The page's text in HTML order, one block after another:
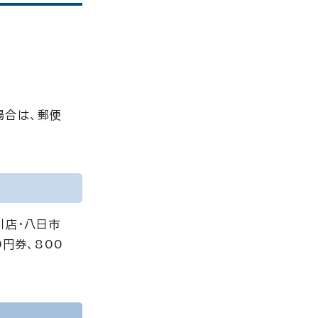
は、郵便
・八日市
円券、800